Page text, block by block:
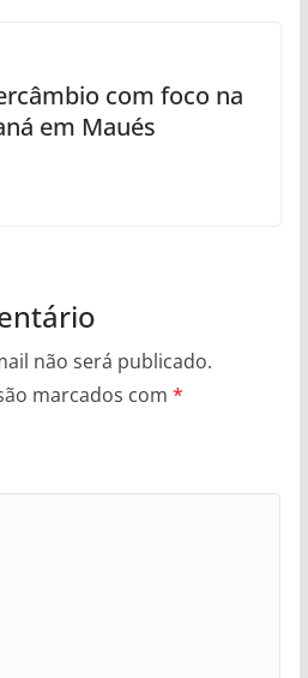
com foco na
em Maués
não será publicado.
marcados com *